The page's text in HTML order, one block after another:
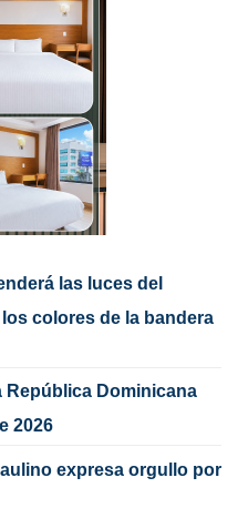
las luces del
colores de la bandera
República Dominicana
2026
expresa orgullo por